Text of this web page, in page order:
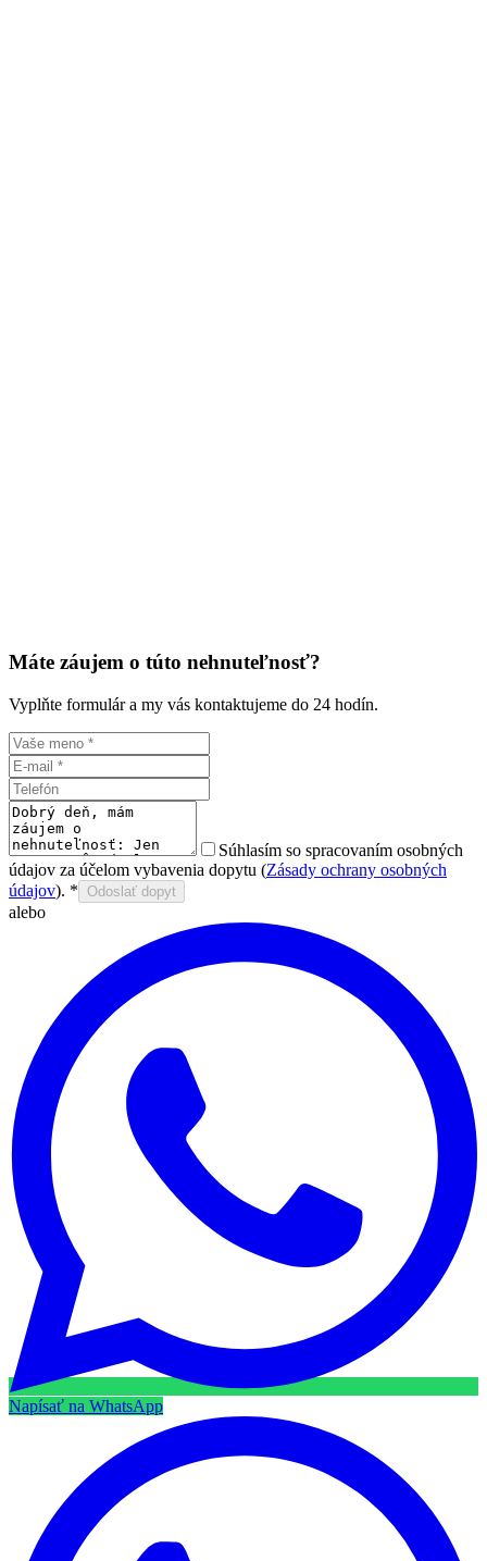
Máte záujem o túto nehnuteľnosť?
Vyplňte formulár a my vás kontaktujeme do 24 hodín.
Súhlasím so spracovaním osobných
údajov za účelom vybavenia dopytu (Zásady ochrany osobných
údajov). * Odoslať dopyt
alebo
Napísať na WhatsApp